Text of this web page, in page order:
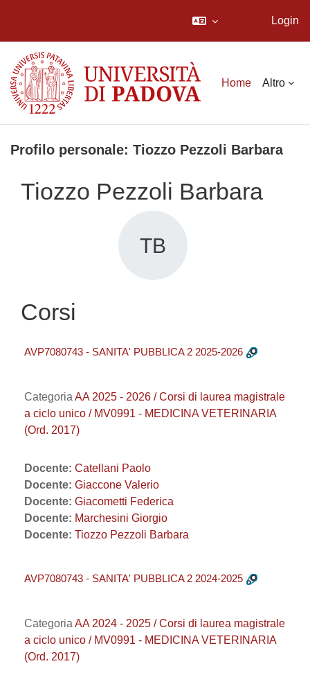
Login
Home Altro
Profilo personale: Tiozzo Pezzoli Barbara
Tiozzo Pezzoli Barbara
TB
Corsi
AVP7080743 - SANITA' PUBBLICA 2 2025-2026
Categoria AA 2025 - 2026 / Corsi di laurea magistrale
a ciclo unico / MV0991 - MEDICINA VETERINARIA
(Ord. 2017)
Docente: Catellani Paolo
Docente: Giaccone Valerio
Docente: Giacometti Federica
Docente: Marchesini Giorgio
Docente: Tiozzo Pezzoli Barbara
AVP7080743 - SANITA' PUBBLICA 2 2024-2025
Categoria AA 2024 - 2025 / Corsi di laurea magistrale
a ciclo unico / MV0991 - MEDICINA VETERINARIA
(Ord. 2017)